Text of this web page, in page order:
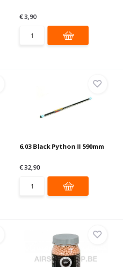
€ 3,90
6.03 Black Python II 590mm
€ 32,90